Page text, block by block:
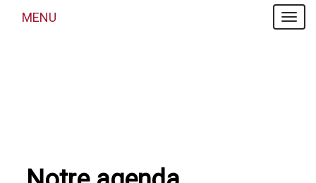
MENU
MENU